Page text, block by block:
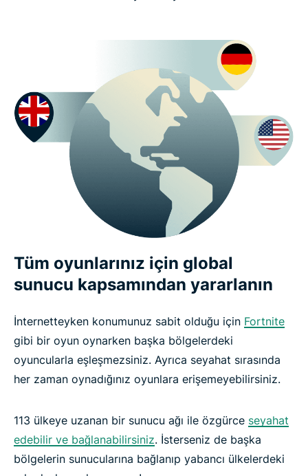
Tüm oyunlarınız için global
sunucu kapsamından yararlanın
İnternetteyken konumunuz sabit olduğu için Fortnite
gibi bir oyun oynarken başka bölgelerdeki
oyuncularla eşleşmezsiniz. Ayrıca seyahat sırasında
her zaman oynadığınız oyunlara erişemeyebilirsiniz.
113 ülkeye uzanan bir sunucu ağı ile özgürce seyahat
edebilir ve bağlanabilirsiniz. İsterseniz de başka
bölgelerin sunucularına bağlanıp yabancı ülkelerdeki